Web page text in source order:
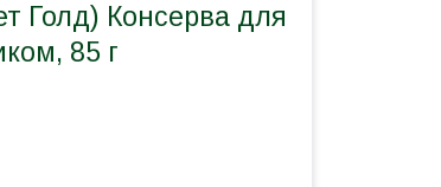
Голд) Консерва для
85 г